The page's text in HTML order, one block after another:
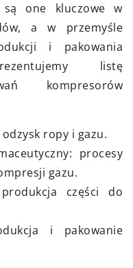
są one kluczowe w
a w przemyśle
i pakowania
listę
kompresorów
ropy i gazu.
procesy
gazu.
produkcja części do
i pakowanie